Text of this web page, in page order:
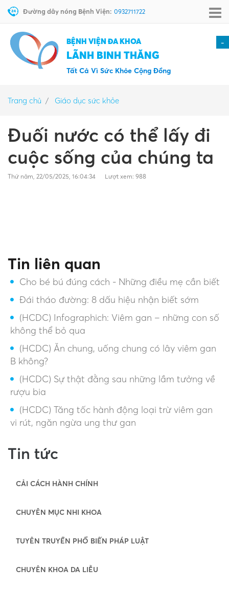
Đường dây nóng Bệnh Viện: 0932711722
BỆNH VIỆN ĐA KHOA
LÃNH BINH THĂNG
Tất Cả Vì Sức Khỏe Cộng Đồng
Trang chủ Giáo dục sức khỏe
Đuối nước có thể lấy đi
cuộc sống của chúng ta
Thứ năm, 22/05/2025, 16:04:34 Lượt xem: 988
Tin liên quan
Cho bé bú đúng cách - Những điều mẹ cần biết
Đái tháo đường: 8 dấu hiệu nhận biết sớm
(HCDC) Infographich: Viêm gan – những con số
không thể bỏ qua
(HCDC) Ăn chung, uống chung có lây viêm gan
B không?
(HCDC) Sự thật đằng sau những lầm tưởng về
rượu bia
(HCDC) Tăng tốc hành động loại trừ viêm gan
vi rút, ngăn ngừa ung thư gan
Tin tức
CẢI CÁCH HÀNH CHÍNH
CHUYÊN MỤC NHI KHOA
TUYÊN TRUYỀN PHỔ BIẾN PHÁP LUẬT
CHUYÊN KHOA DA LIỄU
-